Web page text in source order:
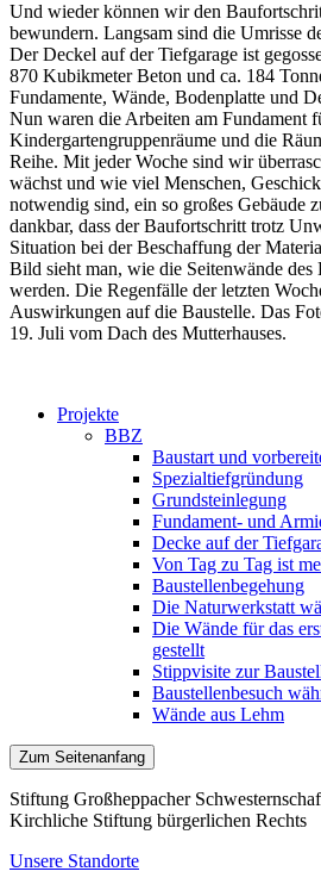
Und wieder können wir den
bewundern. Langsam sind die Umrisse
Der Deckel auf der Tiefgarage ist
870 Kubikmeter Beton und ca. 184
Fundamente, Wände, Bodenplatte und
Nun waren die Arbeiten am Fundament
Kindergartengruppenräume und die
Reihe. Mit jeder Woche sind wir
wächst und wie viel Menschen,
notwendig sind, ein so großes Gebäude
dankbar, dass der Baufortschritt trotz
Situation bei der Beschaffung der
Bild sieht man, wie die Seitenwände des
werden. Die Regenfälle der letzten
Auswirkungen auf die Baustelle. Das
19. Juli vom Dach des Mutterhauses.
Projekte
BBZ
Baustart und
Spezialtiefgründung
Grundsteinlegung
Fundament- und
Decke auf der
Von Tag zu Tag ist
Baustellenbegehung
Die Naturwerkstatt
Die Wände für das
gestellt
Stippvisite zur
Baustellenbesuch
Wände aus Lehm
Zum Seitenanfang
Stiftung Großheppacher
Kirchliche Stiftung bürgerlichen Rechts
Unsere Standorte